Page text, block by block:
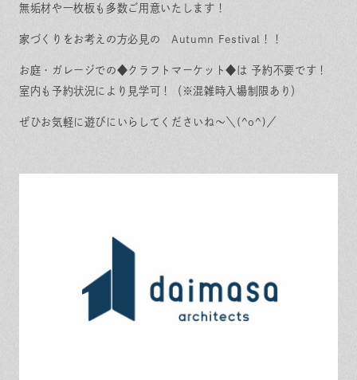
無垢材や一枚板も多数ご用意いたします！
家づくりをお考えの方必見の Autumn Festival！！
お庭・ガレージでの◆クラフトマーケット◆は 予約不要です！
室内も予約状況により見学可！（※混雑時入場制限あり）
ぜひお気軽に遊びにいらしてくださいね～＼(^o^)／